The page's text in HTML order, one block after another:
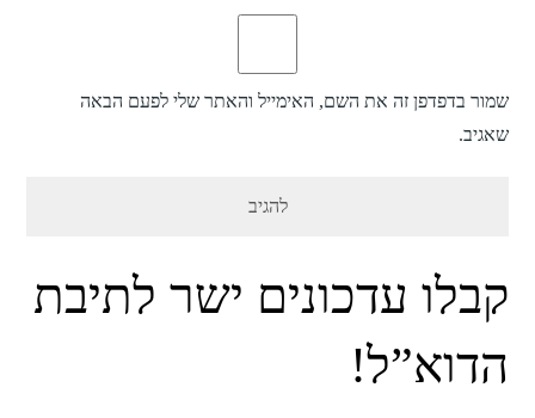
שמור בדפדפן זה את השם, האימייל והאתר שלי לפעם הבאה
שאגיב.
קבלו עדכונים ישר לתיבת
הדוא”ל!